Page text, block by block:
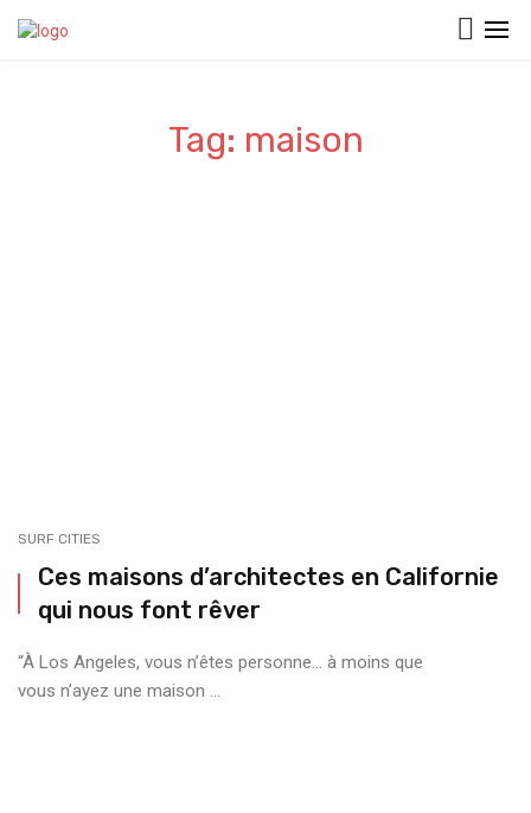
Tag: maison
SURF CITIES
Ces maisons d’architectes en Californie
qui nous font rêver
“À Los Angeles, vous n’êtes personne… à moins que
vous n’ayez une maison ...